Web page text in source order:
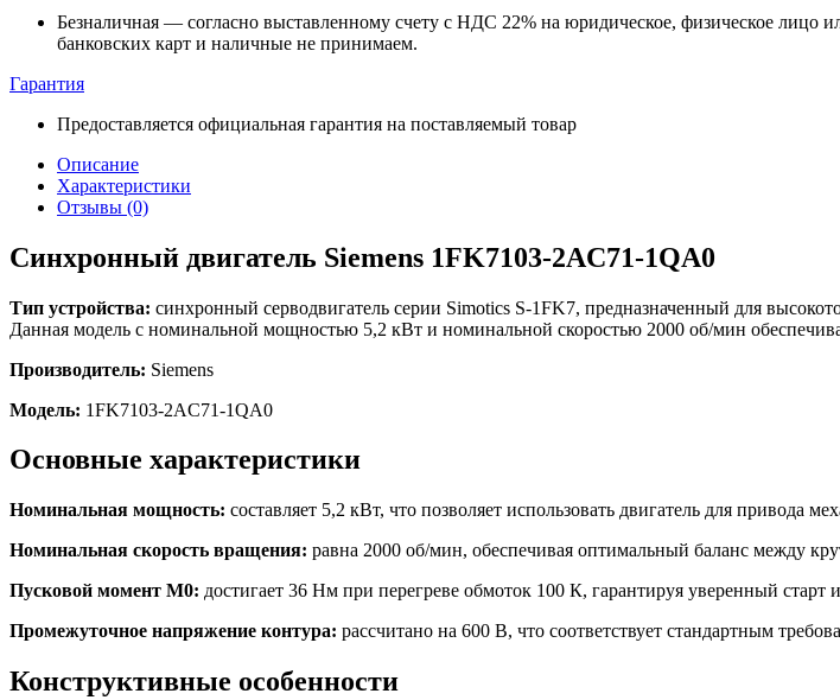
Безналичная — согласно выставленному счету c НДС 22% на юридическое, физическое лицо
банковских карт и наличные не принимаем.
Гарантия
Предоставляется официальная гарантия на поставляемый товар
Описание
Характеристики
Отзывы (0)
Синхронный двигатель Siemens 1FK7103-2AC71-1QA0
Тип устройства: синхронный серводвигатель серии Simotics S-1FK7, предназначенный для
Данная модель с номинальной мощностью 5,2 кВт и номинальной скоростью 2000 об/мин
Производитель: Siemens
Модель: 1FK7103-2AC71-1QA0
Основные характеристики
Номинальная мощность: составляет 5,2 кВт, что позволяет использовать двигатель для привода
Номинальная скорость вращения: равна 2000 об/мин, обеспечивая оптимальный баланс между
Пусковой момент M0: достигает 36 Нм при перегреве обмоток 100 К, гарантируя уверенный
Промежуточное напряжение контура: рассчитано на 600 В, что соответствует стандартным
Конструктивные особенности